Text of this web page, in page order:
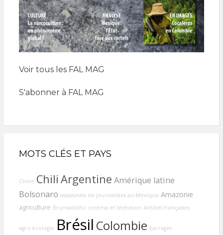
Voir tous les FAL MAG
S'abonner à FAL MAG
MOTS CLÉS ET PAYS
Chine Chili Argentine Amérique latine
Bolsonaro assassinats de journalistes au Mexique Amazonie
agriculture Brumadinho cinéma et télévision Antilles françaises
agro-écologie Brésil Colombie barrages